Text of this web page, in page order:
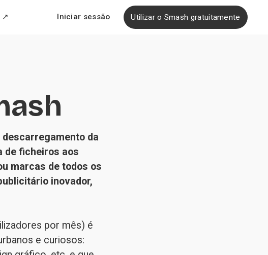
↗ Iniciar sessão Utilizar o Smash gratuitamente
da
de ficheiros aos
marcas de todos os
inovador,
por mês) é
e curiosos: